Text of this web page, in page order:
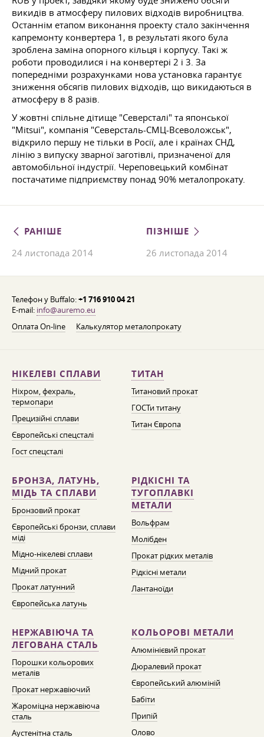
викидів в атмосферу пилових відходів виробництва.
Останнім етапом виконання проекту стало закінчення
капремонту конвертера 1, в результаті якого була
зроблена заміна опорного кільця і корпусу. Такі ж
роботи проводилися і на конвертері 2 і 3. За
попередніми розрахунками нова установка гарантує
зниження обсягів пилових відходів, що викидаються в
атмосферу в 8 разів.
У жовтні спільне дітище "Северсталі" та японської
"Mitsui", компанія "Северсталь-СМЦ-Всеволожськ",
відкрило першу не тільки в Росії, але і країнах СНД,
лінію з випуску зварної заготівлі, призначеної для
автомобільної індустрії. Череповецький комбінат
постачатиме підприємству понад 90% металопрокату.
РАНІШЕ
24 листопада 2014
ПІЗНІШЕ
26 листопада 2014
Телефон у Buffalo:+1 716 910 04 21
E-mail: info@auremo.eu
Оплата On-line
Калькулятор металопрокату
НІКЕЛЕВІ СПЛАВИ
Ніхром, фехраль,
термопари
Прецизійні сплави
Європейські спецсталі
Гост спецсталі
ТИТАН
Титановий прокат
ГОСТи титану
Титан Європа
БРОНЗА, ЛАТУНЬ,
МІДЬ ТА СПЛАВИ
Бронзовий прокат
Європейські бронзи, сплави
міді
Мідно-нікелеві сплави
Мідний прокат
Прокат латунний
Європейська латунь
РІДКІСНІ ТА
ТУГОПЛАВКІ
МЕТАЛИ
Вольфрам
Молібден
Прокат рідких металів
Рідкісні метали
Лантаноїди
НЕРЖАВІЮЧА ТА
ЛЕГОВАНА СТАЛЬ
Порошки кольорових
металів
Прокат нержавіючий
Жароміцна нержавіюча
сталь
Аустенітна сталь
КОЛЬОРОВІ МЕТАЛИ
Алюмінієвий прокат
Дюралевий прокат
Європейський алюміній
Бабіти
Припій
Олово